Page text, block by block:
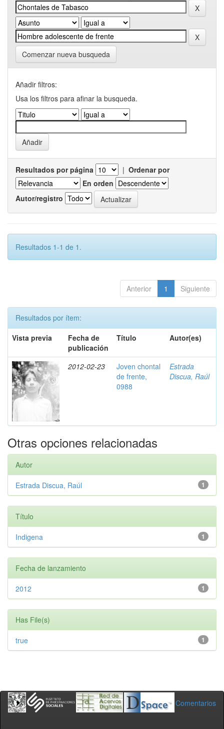
Comenzar nueva busqueda
Añadir filtros:
Usa los filtros para afinar la busqueda.
Resultados por página | Ordenar por
En orden
Autor/registro
Resultados 1-1 de 1.
Anterior 1 Siguiente
Resultados por ítem:
Vista previa
Fecha de
publicación
Título Autor(es)
2012-02-23
Joven chontal
de frente,
0988
Estrada
Discua, Raúl
Otras opciones relacionadas
Autor
1
Estrada Discua, Raúl
Título
1
Indigena
Fecha de lanzamiento
1
2012
Has File(s)
1
true
Comentarios